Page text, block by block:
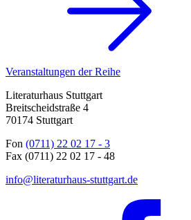
Veranstaltungen der Reihe
Literaturhaus Stuttgart
Breitscheidstraße 4
70174 Stuttgart
Fon (0711) 22 02 17 - 3
Fax (0711) 22 02 17 - 48
info@literaturhaus-stuttgart.de